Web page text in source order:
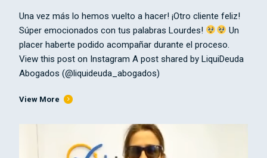
Una vez más lo hemos vuelto a hacer! ¡Otro cliente feliz!
Súper emocionados con tus palabras Lourdes!
Un
placer haberte podido acompañar durante el proceso.
View this post on Instagram A post shared by LiquiDeuda
Abogados (@liquideuda_abogados)
View More